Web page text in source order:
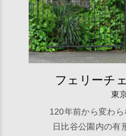
フェリーチ
東
120年前から変わら
日比谷公園内の有